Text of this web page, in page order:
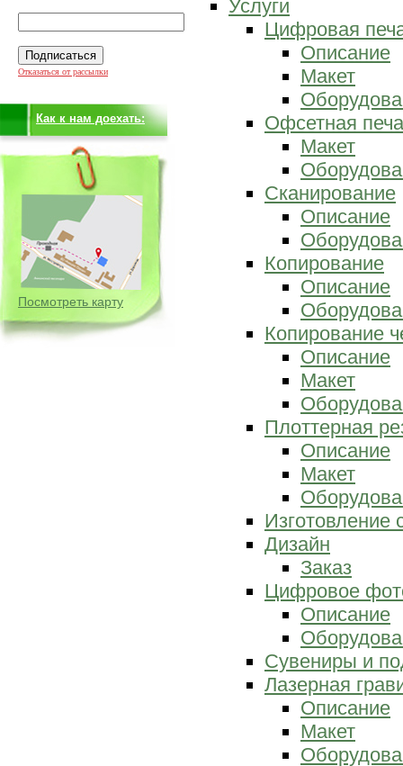
Отказаться от рассылки
Как к нам доехать:
Посмотреть карту
Услуги
Цифровая
Описание
Макет
Офсетная
Макет
Сканирование
Описание
Копирование
Описание
Копирование
Описание
Макет
Плоттерная
Описание
Макет
Изготовление
Дизайн
Заказ
Цифровое
Описание
Сувениры и
Лазерная
Описание
Макет